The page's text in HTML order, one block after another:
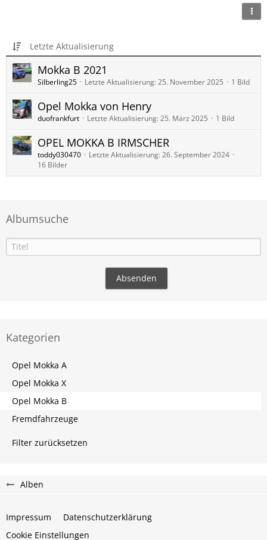
Letzte Aktualisierung
Mokka B 2021
Silberling25 Letzte Aktualisierung: 25. November 2025 1 Bild
Opel Mokka von Henry
duofrankfurt Letzte Aktualisierung: 25. März 2025 1 Bild
OPEL MOKKA B IRMSCHER
toddy030470 Letzte Aktualisierung: 26. September 2024
16 Bilder
Albumsuche
Kategorien
Opel Mokka A
Opel Mokka X
Opel Mokka B
Fremdfahrzeuge
Filter zurücksetzen
Alben
Impressum
Datenschutzerklärung
Cookie Einstellungen